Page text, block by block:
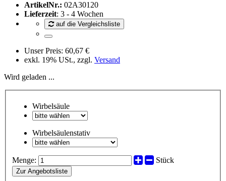
ArtikelNr.: 02A30120
Lieferzeit: 3 - 4 Wochen
auf die Vergleichsliste
Unser Preis: 60,67 €
exkl. 19% USt., zzgl. Versand
Wird geladen ...
Wirbelsäule
Wirbelsäulenstativ
Menge: Stück
Zur Angebotsliste